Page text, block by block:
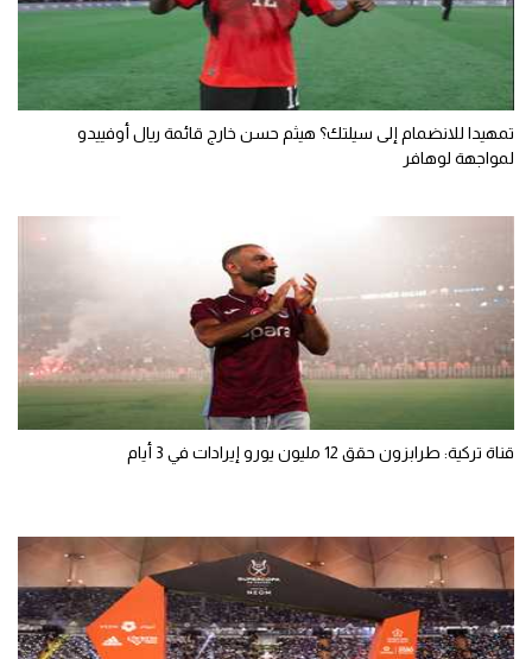
تمهيدا للانضمام إلى سيلتك؟ هيثم حسن خارج قائمة ريال أوفييدو
لمواجهة لوهافر
قناة تركية: طرابزون حقق 12 مليون يورو إيرادات في 3 أيام